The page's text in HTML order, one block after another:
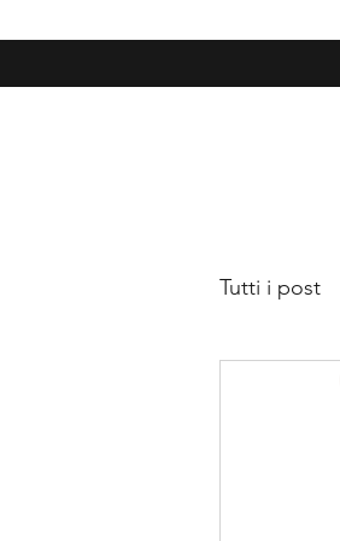
Tutti i post